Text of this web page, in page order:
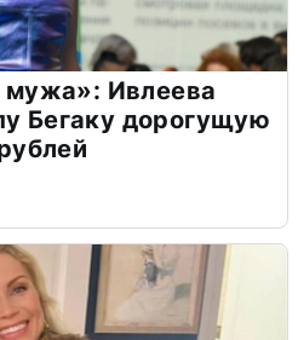
мужа»: Ивлеева
Бегаку дорогущую